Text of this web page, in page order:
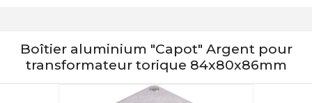
Boîtier aluminium "Capot" Argent pour
transformateur torique 84x80x86mm